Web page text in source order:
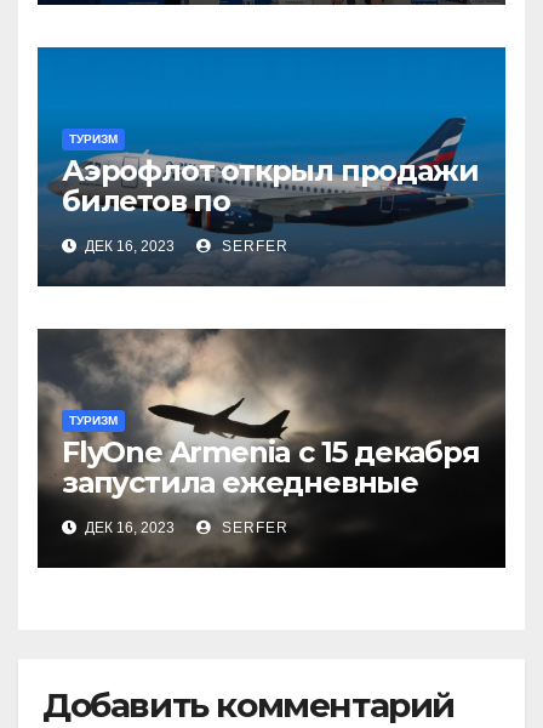
приятным»
ТУРИЗМ
Аэрофлот открыл продажи
билетов по
субсидированным
тарифам
ДЕК 16, 2023 SERFER
ТУРИЗМ
FlyOne Armenia с 15 декабря
запустила ежедневные
рейсы в Шереметьево
ДЕК 16, 2023 SERFER
Добавить комментарий